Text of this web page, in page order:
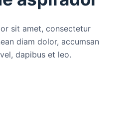
sit amet, consectetur
diam dolor, accumsan
dapibus et leo.